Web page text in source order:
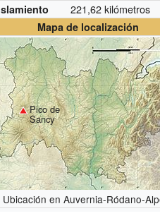
221,62 kilómetros
Mapa de localización
Pico de
Sancy
Ubicación en Auvernia-Ródano-